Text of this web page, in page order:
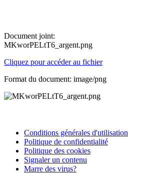
Document joint:
MKworPELtT6_argent.png
Cliquez pour accéder au fichier
Format du document: image/png
Conditions générales d'utilisation
Politique de confidentialité
Politique des cookies
Signaler un contenu
Marre des virus?